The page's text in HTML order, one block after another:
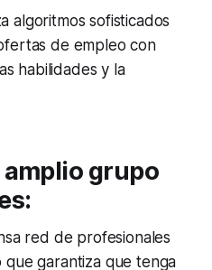
algoritmos sofisticados
de empleo con
habilidades y la
amplio grupo
red de profesionales
que garantiza que tenga